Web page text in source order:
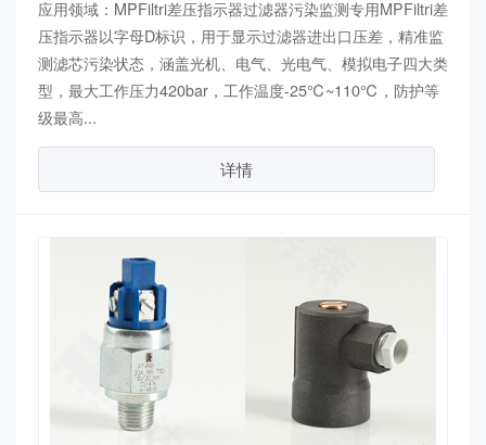
应用领域：MPFiltri差压指示器过滤器污染监测专用MPFiltri差
压指示器以字母D标识，用于显示过滤器进出口压差，精准监
测滤芯污染状态，涵盖光机、电气、光电气、模拟电子四大类
型，最大工作压力420bar，工作温度-25℃~110℃，防护等
级最高...
详情